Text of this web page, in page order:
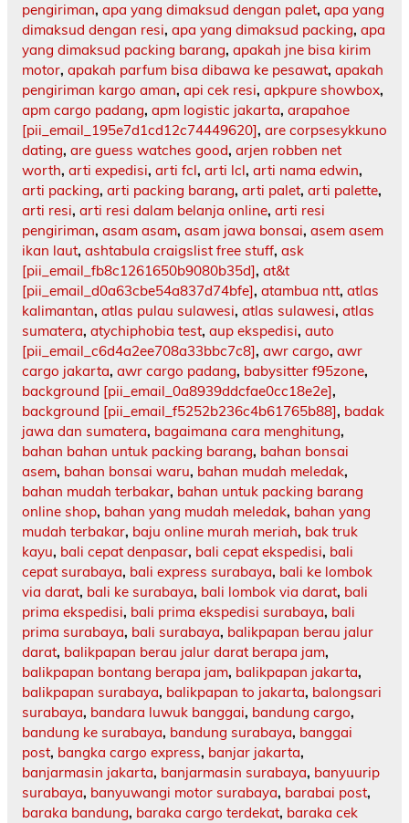
pengiriman, apa yang dimaksud dengan palet, apa yang
dimaksud dengan resi, apa yang dimaksud packing, apa
yang dimaksud packing barang, apakah jne bisa kirim
motor, apakah parfum bisa dibawa ke pesawat, apakah
pengiriman kargo aman, api cek resi, apkpure showbox,
apm cargo padang, apm logistic jakarta, arapahoe
[pii_email_195e7d1cd12c74449620], are corpsesykkuno
dating, are guess watches good, arjen robben net
worth, arti expedisi, arti fcl, arti lcl, arti nama edwin,
arti packing, arti packing barang, arti palet, arti palette,
arti resi, arti resi dalam belanja online, arti resi
pengiriman, asam asam, asam jawa bonsai, asem asem
ikan laut, ashtabula craigslist free stuff, ask
[pii_email_fb8c1261650b9080b35d], at&t
[pii_email_d0a63cbe54a837d74bfe], atambua ntt, atlas
kalimantan, atlas pulau sulawesi, atlas sulawesi, atlas
sumatera, atychiphobia test, aup ekspedisi, auto
[pii_email_c6d4a2ee708a33bbc7c8], awr cargo, awr
cargo jakarta, awr cargo padang, babysitter f95zone,
background [pii_email_0a8939ddcfae0cc18e2e],
background [pii_email_f5252b236c4b61765b88], badak
jawa dan sumatera, bagaimana cara menghitung,
bahan bahan untuk packing barang, bahan bonsai
asem, bahan bonsai waru, bahan mudah meledak,
bahan mudah terbakar, bahan untuk packing barang
online shop, bahan yang mudah meledak, bahan yang
mudah terbakar, baju online murah meriah, bak truk
kayu, bali cepat denpasar, bali cepat ekspedisi, bali
cepat surabaya, bali express surabaya, bali ke lombok
via darat, bali ke surabaya, bali lombok via darat, bali
prima ekspedisi, bali prima ekspedisi surabaya, bali
prima surabaya, bali surabaya, balikpapan berau jalur
darat, balikpapan berau jalur darat berapa jam,
balikpapan bontang berapa jam, balikpapan jakarta,
balikpapan surabaya, balikpapan to jakarta, balongsari
surabaya, bandara luwuk banggai, bandung cargo,
bandung ke surabaya, bandung surabaya, banggai
post, bangka cargo express, banjar jakarta,
banjarmasin jakarta, banjarmasin surabaya, banyuurip
surabaya, banyuwangi motor surabaya, barabai post,
baraka bandung, baraka cargo terdekat, baraka cek